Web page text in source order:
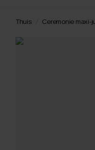
Thuis Ceremonie maxi-